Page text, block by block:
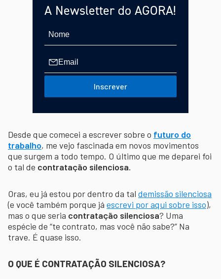
A Newsletter do AGORA!
Inscrever
Desde que comecei a escrever sobre o futuro do
trabalho, me vejo fascinada em novos movimentos
que surgem a todo tempo. O último que me deparei foi
o tal de contratação silenciosa.
Oras, eu já estou por dentro da tal demissão silenciosa
(e você também porque já escrevi por aqui sobre isso),
mas o que seria contratação silenciosa? Uma
espécie de “te contrato, mas você não sabe?” Na
trave. É quase isso.
O QUE É CONTRATAÇÃO SILENCIOSA?